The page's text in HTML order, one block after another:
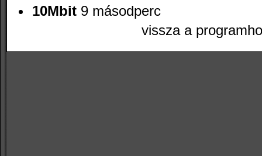
10Mbit 9 másodperc
vissza a